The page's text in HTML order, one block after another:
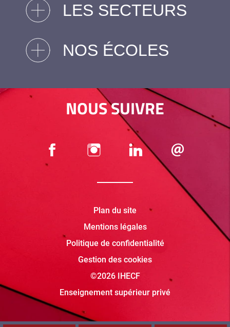
LES SECTEURS
NOS ÉCOLES
NOUS SUIVRE
Plan du site
Mentions légales
Politique de confidentialité
Gestion des cookies
©2026 IHECF
Enseignement supérieur privé